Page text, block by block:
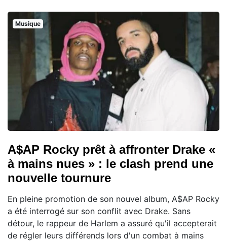
Musique
A$AP Rocky prêt à affronter Drake «
à mains nues » : le clash prend une
nouvelle tournure
En pleine promotion de son nouvel album, A$AP Rocky
a été interrogé sur son conflit avec Drake. Sans
détour, le rappeur de Harlem a assuré qu'il accepterait
de régler leurs différends lors d'un combat à mains